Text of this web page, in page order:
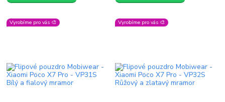
Vyrobíme pro vás 🎨 Vyrobíme pro vás 🎨